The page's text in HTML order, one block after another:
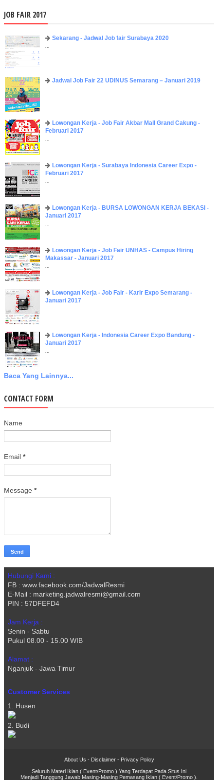
JOB FAIR 2017
Sekarang - Jadwal Job fair Surabaya 2020
...
Jadwal Job Fair 22 UDINUS Semarang – Januari 2019
...
Lowongan Kerja - Job Fair ​Akbar ​Mall Grand Cakung -
Februari 2017
...
Lowongan Kerja - Surabaya Indonesia Career Expo -
Februari 2017
...
Lowongan Kerja - BURSA LOWONGAN KERJA BEKASI -
Januari 2017
...
Lowongan Kerja - Job Fair UNHAS - Campus Hiring
Makassar - Januari 2017
...
Lowongan Kerja - Job Fair - Karir Expo Semarang -
Januari 2017
...
Lowongan Kerja - Indonesia Career Expo Bandung -
Januari 2017
...
Baca Yang Lainnya...
CONTACT FORM
Name
Email *
Message *
Hubungi Kami :
FB : www.facebook.com/JadwalResmi
E-Mail : marketing.jadwalresmi@gmail.com
PIN : 57DFEFD4
Jam Kerja :
Senin - Sabtu
Pukul 08.00 - 15.00 WIB
Alamat :
Nganjuk - Jawa Timur
Customer Services
1. Husen
2. Budi
About Us - Disclaimer- Privacy Policy
Seluruh Materi Iklan ( Event/Promo ) Yang Terdapat Pada Situs Ini
Menjadi Tanggung Jawab Masing-Masing Pemasang Iklan ( Event/Promo ).